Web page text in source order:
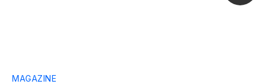
MAGAZINE